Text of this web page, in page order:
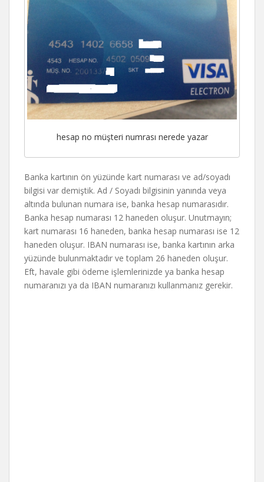
hesap no müşteri numrası nerede yazar
Banka kartının ön yüzünde kart numarası ve ad/soyadı
bilgisi var demiştik. Ad / Soyadı bilgisinin yanında veya
altında bulunan numara ise, banka hesap numarasıdır.
Banka hesap numarası 12 haneden oluşur. Unutmayın;
kart numarası 16 haneden, banka hesap numarası ise 12
haneden oluşur. IBAN numarası ise, banka kartının arka
yüzünde bulunmaktadır ve toplam 26 haneden oluşur.
Eft, havale gibi ödeme işlemlerinizde ya banka hesap
numaranızı ya da IBAN numaranızı kullanmanız gerekir.